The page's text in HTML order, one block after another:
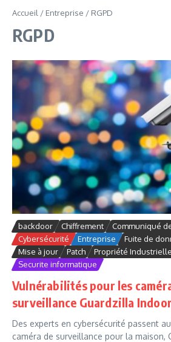
Accueil / Entreprise / RGPD
RGPD
backdoor Chiffrement Communiqué
Cybersécurité
Entreprise Fuite de
Mise à jour
Patch Propriété Industrielle
Securite informatique
Vulnérabilités pour les
surveillance Guardzilla
Des experts en cybersécurité passent
caméra de surveillance pour la maison,